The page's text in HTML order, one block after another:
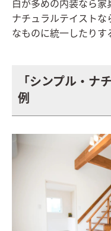
白が多めの内装なら
ナチュラルテイストな
なものに統一したりす
「シンプル・ナ
例